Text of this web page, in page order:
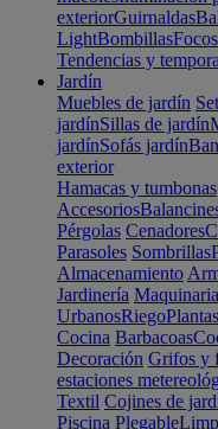
exteriorGuirnaldas
LightBombillasFocos
Tendencias y
Jardín
Muebles de jardín
jardínSillas de jardín
jardínSofás jardín
exterior
Hamacas y tumbonas
Accesorios
Pérgolas Cenadores
Parasoles Sombrillas
Almacenamiento
Jardinería Maquinaria
UrbanosRiegoPlantas
Cocina Barbacoas
Decoración Grifos y
estaciones
Textil Cojines de
Piscina Plegable